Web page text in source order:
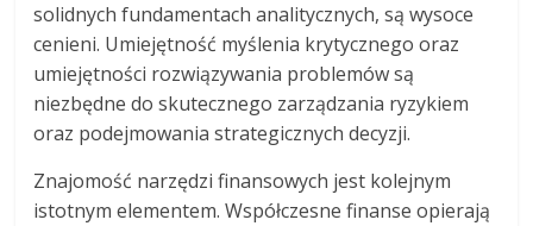
solidnych fundamentach analitycznych, są wysoce
cenieni. Umiejętność myślenia krytycznego oraz
umiejętności rozwiązywania problemów są
niezbędne do skutecznego zarządzania ryzykiem
oraz podejmowania strategicznych decyzji.
Znajomość narzędzi finansowych jest kolejnym
istotnym elementem. Współczesne finanse opierają